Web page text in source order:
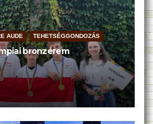
AUDE TEHETSÉGGONDOZÁS
bronzérem